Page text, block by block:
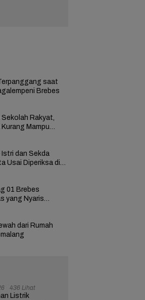
saat
Brebes
Rakyat,
Mampu
dan Sekda
Usai Diperiksa di
01 Brebes
yang Nyaris
dari Rumah
436 Lihat
Listrik